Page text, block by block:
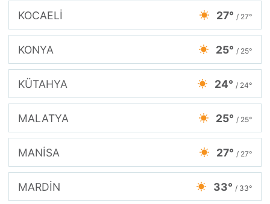
KOCAELİ 27° / 27°
KONYA 25° / 25°
KÜTAHYA 24° / 24°
MALATYA 25° / 25°
MANİSA 27° / 27°
MARDİN 33° / 33°